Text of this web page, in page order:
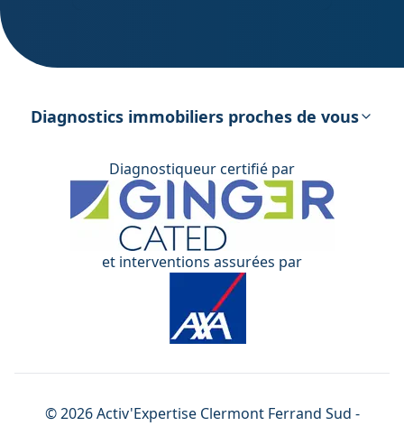
énergétique
Diagnostics immobiliers proches de vous
Diagnostiqueur certifié par
et interventions assurées par
©2026Activ'Expertise Clermont Ferrand Sud -